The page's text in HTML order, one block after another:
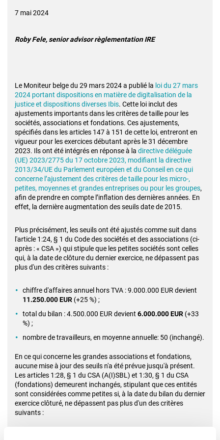
7 mai 2024
Roby Fele, senior advisor règlementation IRE
Le Moniteur belge du 29 mars 2024 a publié la loi du 27 mars
2024 portant dispositions en matière de digitalisation de la
justice et dispositions diverses Ibis. Cette loi inclut des
ajustements importants dans les critères de taille pour les
sociétés, associations et fondations. Ces ajustements,
spécifiés dans les articles 147 à 151 de cette loi, entreront en
vigueur pour les exercices débutant après le 31 décembre
2023. Ils ont été intégrés en réponse à la directive déléguée
(UE) 2023/2775 du 17 octobre 2023, modifiant la directive
2013/34/UE du Parlement européen et du Conseil en ce qui
concerne l’ajustement des critères de taille pour les micro-,
petites, moyennes et grandes entreprises ou pour les groupes,
afin de prendre en compte l’inflation des dernières années. En
effet, la dernière augmentation des seuils date de 2015.
Plus précisément, les seuils ont été ajustés comme suit dans
l'article 1:24, § 1 du Code des sociétés et des associations (ci-
après : « CSA ») qui stipule que les petites sociétés sont celles
qui, à la date de clôture du dernier exercice, ne dépassent pas
plus d'un des critères suivants :
chiffre d'affaires annuel hors TVA : 9.000.000 EUR devient
11.250.000 EUR (+25 %) ;
total du bilan : 4.500.000 EUR devient 6.000.000 EUR (+33
%) ;
nombre de travailleurs, en moyenne annuelle: 50 (inchangé).
En ce qui concerne les grandes associations et fondations,
aucune mise à jour des seuils n'a été prévue jusqu'à présent.
Les articles 1:28, § 1 du CSA (A(I)SBL) et 1:30, § 1 du CSA
(fondations) demeurent inchangés, stipulant que ces entités
sont considérées comme petites si, à la date du bilan du dernier
exercice clôturé, ne dépassent pas plus d'un des critères
suivants :